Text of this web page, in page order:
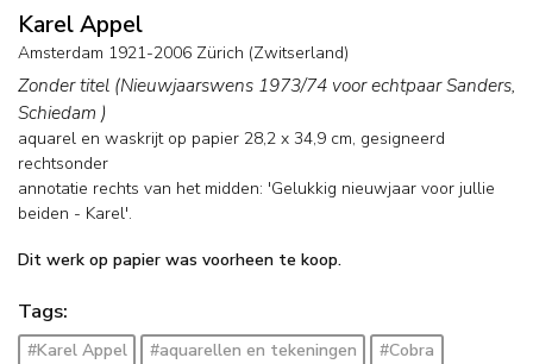
Karel Appel
Amsterdam 1921-2006 Zürich (Zwitserland)
Zonder titel (Nieuwjaarswens 1973/74 voor echtpaar Sanders,
Schiedam )
aquarel en waskrijt op papier 28,2 x 34,9 cm, gesigneerd
rechtsonder
annotatie rechts van het midden: 'Gelukkig nieuwjaar voor jullie
beiden - Karel'.
Dit werk op papier was voorheen te koop.
Tags:
#Karel Appel #aquarellen en tekeningen
#Cobra